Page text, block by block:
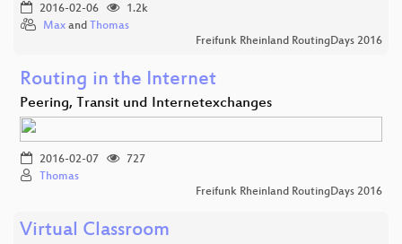
2016-02-06
1.2k
Max and Thomas
Freifunk Rheinland RoutingDays 2016
Routing in the Internet
Peering, Transit und Internetexchanges
2016-02-07
727
Thomas
Freifunk Rheinland RoutingDays 2016
Virtual Classroom